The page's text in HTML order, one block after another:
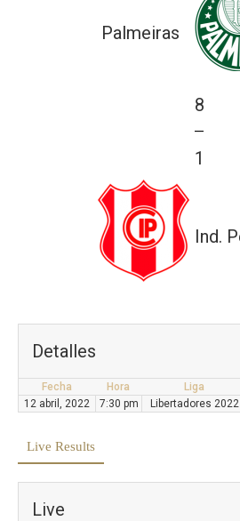
Palmeiras
8
—
1
Ind.
Detalles
Fecha Hora Liga
12 abril, 2022
7:30 pm Libertadores 2022
Live Results
Live